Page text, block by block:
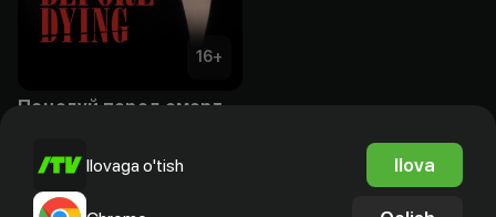
16+
Ilovaga o'tish Ilova